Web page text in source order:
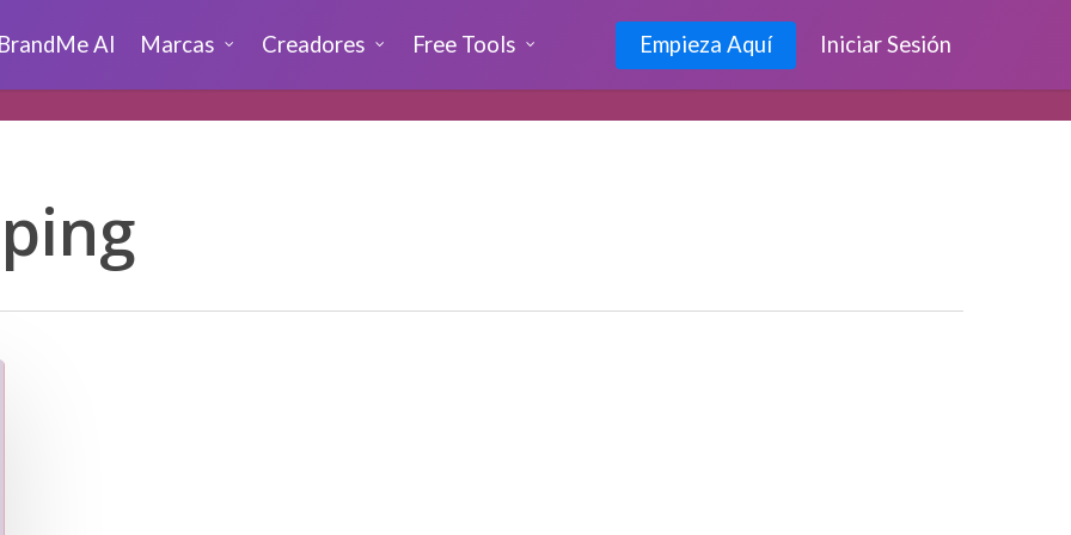
BrandMe AI Marcas Creadores Free Tools Empieza Aquí Iniciar Sesión